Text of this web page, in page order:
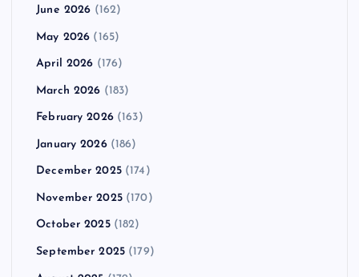
June 2026 (162)
May 2026 (165)
April 2026 (176)
March 2026 (183)
February 2026(163)
January 2026(186)
December 2025(174)
November 2025(170)
October 2025(182)
September 2025 (179)